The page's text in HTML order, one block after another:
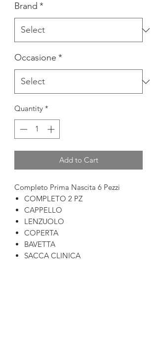
Brand *
Occasione *
Quantity *
Add to Cart
Completo Prima Nascita 6 Pezzi
COMPLETO 2 PZ
CAPPELLO
LENZUOLO
COPERTA
BAVETTA
SACCA CLINICA